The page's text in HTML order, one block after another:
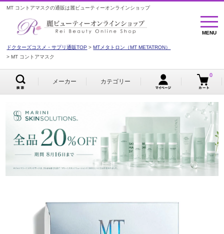
MT コントアマスクの通販は麗ビューティーオンラインショップ
MENU
MENU
ドクターズコスメ・サプリ通販TOP
MTメタトロン（MT METATRON）
MT コントアマスク
メーカー カテゴリー
0